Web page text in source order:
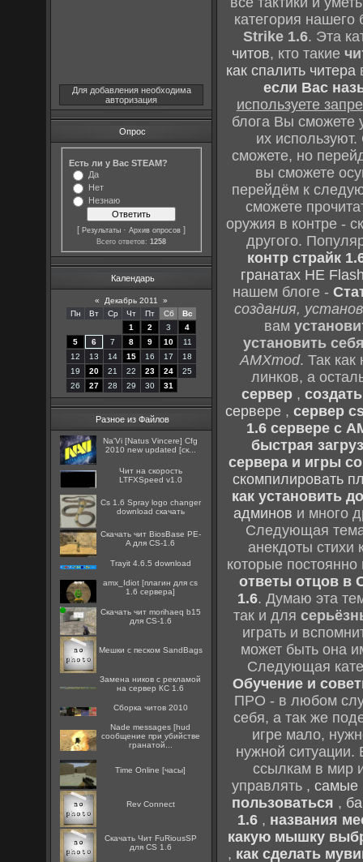
Для добавления необходима
авторизация
Опрос
Есть ли у Вас STEAM?
Да
Нет
Незнаю
[Результаты ·Архив опросов ]
Всего ответов:1258
Календарь
« Декабрь 2011
»
Пн
Вт Ср Чт Пт Сб
Вс
1
2 3
4
5
6 7 8 9 10
11
12
13 14 15 16 17
18
19
20 21 22 23 24
25
26
27 28 29 30 31
Разное из Файлов
Na'Vi [Natus Vincere] Cfg
2010 new updated [ск...
Чит на скорость
LTFXSpeed v1.0
Cs 1.6 Spray logo changer
download скачать
Скачать чит BiosBase PE-
A для CS-1.6
Trayit 4.6.5 download
amx_Idiot [плагин для cs
1.6 сервера]
Скачать чит morihaeq b15
для CS-1.6
Мешки с песком SandBags
Замена ников с рекламой
на сервер КС 1.6
Сборка читов 2010
Nade messages [hud
сообщение при убийстве
гранатой...
Time Online [часы]
Rev Connect
Скачать Чит FuRiousSP
для CS 1.6
категория нашего
Strike 1.6. Эта
читов, кто такие
как спалить читера
если Вас
используете
блога Вы сможете
их
сможете, но
вы сможете
перейдём к
сможете
оружия в контре -
другого.
контр страйк
гранатах HE
нашем блоге -
создания,
вам
установить
AMXmod. Так как
линков, а
сервер ,
сервере ,сервер
1.6 сервере с
быстрая
сервера и игры
скомпилировать
как установить
админов и много
Следующая
анекдоты
которые
ответы отцов в
1.6. Думаю эта
так и для
играть и
может быть она
Следующая
Обучение и
ПРО - в любом
себя, а так же
игре мало,
нужной ситуации.
ссылкам в мир
управлять , самые
пользоваться ,
1.6, названия
какую мышку
, как сделать